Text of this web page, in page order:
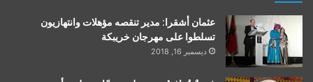
عثمان أشقرا: مدير تنقصه مؤهلات وانتهازيون
تسلطوا على مهرجان خريبكة
ديسمبر 16, 2018